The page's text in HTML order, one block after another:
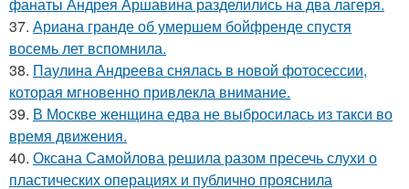
37. Ариана гранде об умершем бойфренде спустя
восемь лет вспомнила.
38. Паулина Андреева снялась в новой фотосессии,
которая мгновенно привлекла внимание.
39. В Москве женщина едва не выбросилась из такси во
время движения.
40. Оксана Самойлова решила разом пресечь слухи о
пластических операциях и публично прояснила